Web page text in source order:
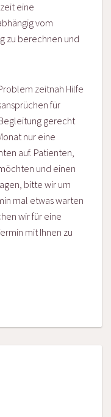
eine
vom
zu berechnen und
zeitnah Hilfe
für
gerecht
nur eine
auf. Patienten,
und einen
bitte wir um
mal etwas warten
wir für eine
mit Ihnen zu